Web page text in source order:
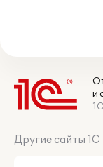
и
Другие сайты 1С